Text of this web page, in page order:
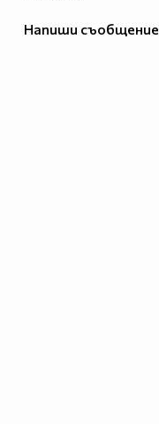
Напиши съобщение